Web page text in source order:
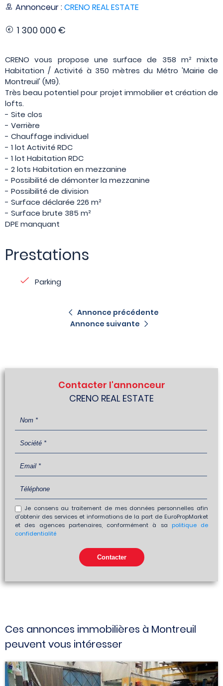
Annonceur :CRENO REAL ESTATE
1 300 000 €
CRENO vous propose une surface de 358 m² mixte
Habitation / Activité à 350 mètres du Métro 'Mairie de
Montreuil' (M9).
Très beau potentiel pour projet immobilier et création de
lofts.
- Site clos
- Verrière
- Chauffage individuel
- 1 lot Activité RDC
- 1 lot Habitation RDC
- 2 lots Habitation en mezzanine
- Possibilité de démonter la mezzanine
- Possibilité de division
- Surface déclarée 226 m²
- Surface brute 385 m²
DPE manquant
Prestations
Parking
Annonce précédente
Annonce suivante
Contacter l'annonceur
CRENO REAL ESTATE
Je consens au traitement de mes données personnelles afin
d'obtenir des services et informations de la part de EuroPropMarket
et des agences partenaires, conformément à sa politique de
confidentialité
Ces annonces immobilières à Montreuil
peuvent vous intéresser